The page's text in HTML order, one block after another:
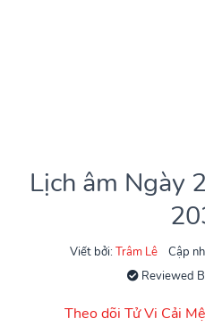
Lịch âm Ngày
Viết bởi: Trâm Lê
Cập
Reviewed
Theo dõi Tử Vi Cải